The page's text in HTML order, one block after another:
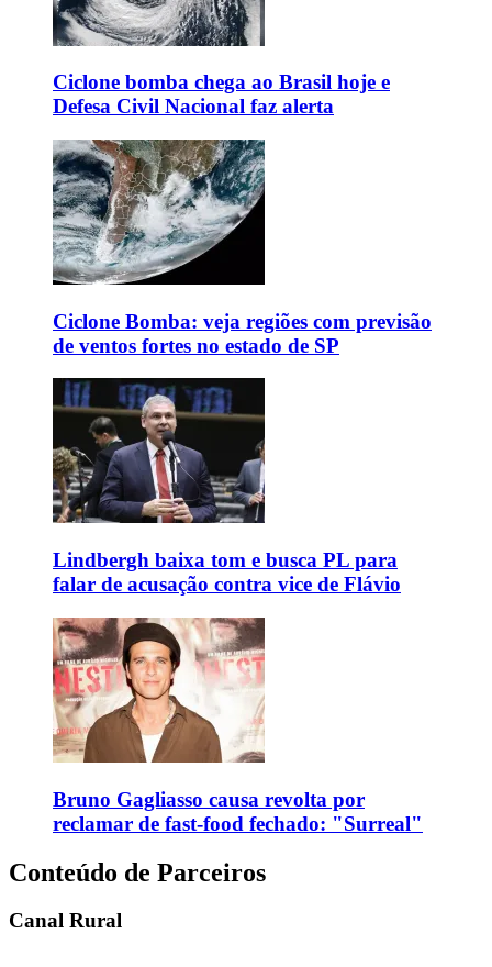
Ciclone bomba chega ao Brasil hoje e
Defesa Civil Nacional faz alerta
Ciclone Bomba: veja regiões com previsão
de ventos fortes no estado de SP
Lindbergh baixa tom e busca PL para
falar de acusação contra vice de Flávio
Bruno Gagliasso causa revolta por
reclamar de fast-food fechado: "Surreal"
Conteúdo de Parceiros
Canal Rural